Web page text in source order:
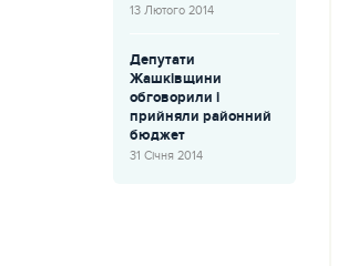
13 Лютого 2014
Депутати
Жашківщини
обговорили і
прийняли районний
бюджет
31 Січня 2014